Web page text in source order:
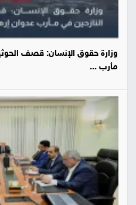
وزارة حقوق الإنسان: قصف
مأرب ...